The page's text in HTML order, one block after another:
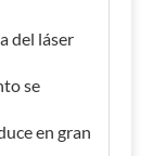
del láser
se
en gran